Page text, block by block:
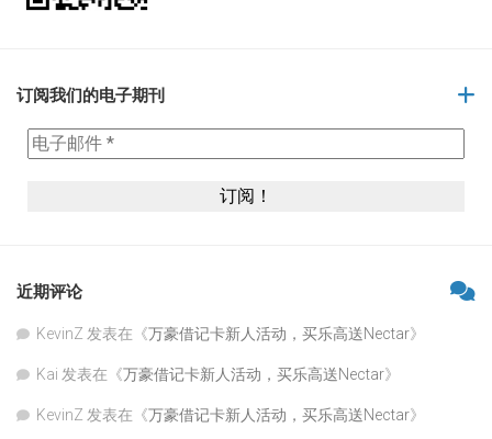
订阅我们的电子期刊
近期评论
KevinZ 发表在《万豪借记卡新人活动，买乐高送Nectar》
Kai 发表在《万豪借记卡新人活动，买乐高送Nectar》
KevinZ 发表在《万豪借记卡新人活动，买乐高送Nectar》